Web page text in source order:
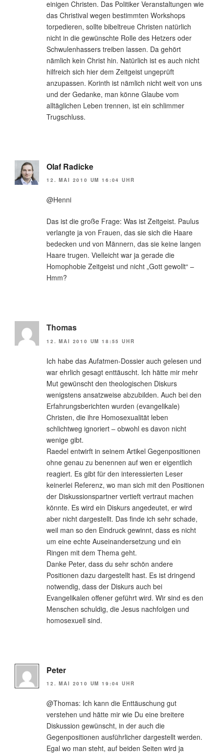
einigen Christen. Das Politiker Veranstaltungen wie
das Christival wegen bestimmten Workshops
torpedieren, sollte bibeltreue Christen natürlich
nicht in die gewünschte Rolle des Hetzers oder
Schwulenhassers treiben lassen. Da gehört
nämlich kein Christ hin. Natürlich ist es auch nicht
hilfreich sich hier dem Zeitgeist ungeprüft
anzupassen. Korinth ist nämlich nicht weit von uns
und der Gedanke, man könne Glaube vom
alltäglichen Leben trennen, ist ein schlimmer
Trugschluss.
Olaf Radicke
12. MAI 2010 UM 16:04 UHR
@Henni
Das ist die große Frage: Was ist Zeitgeist. Paulus
verlangte ja von Frauen, das sie sich die Haare
bedecken und von Männern, das sie keine langen
Haare trugen. Vielleicht war ja gerade die
Homophobie Zeitgeist und nicht „Gott gewollt“ –
Hmm?
Thomas
12. MAI 2010 UM 18:55 UHR
Ich habe das Aufatmen-Dossier auch gelesen und
war ehrlich gesagt enttäuscht. Ich hätte mir mehr
Mut gewünscht den theologischen Diskurs
wenigstens ansatzweise abzubilden. Auch bei den
Erfahrungsberichten wurden (evangelikale)
Christen, die ihre Homosexualität leben
schlichtweg ignoriert – obwohl es davon nicht
wenige gibt.
Raedel entwirft in seinem Artikel Gegenpositionen
ohne genau zu benennen auf wen er eigentlich
reagiert. Es gibt für den interessierten Leser
keinerlei Referenz, wo man sich mit den Positionen
der Diskussionspartner vertieft vertraut machen
könnte. Es wird ein Diskurs angedeutet, er wird
aber nicht dargestellt. Das finde ich sehr schade,
weil man so den Eindruck gewinnt, dass es nicht
um eine echte Auseinandersetzung und ein
Ringen mit dem Thema geht.
Danke Peter, dass du sehr schön andere
Positionen dazu dargestellt hast. Es ist dringend
notwendig, dass der Diskurs auch bei
Evangelikalen offener geführt wird. Wir sind es den
Menschen schuldig, die Jesus nachfolgen und
homosexuell sind.
Peter
12. MAI 2010 UM 19:04 UHR
@Thomas: Ich kann die Enttäuschung gut
verstehen und hätte mir wie Du eine breitere
Diskussion gewünscht, in der auch die
Gegenpositionen ausführlicher dargestellt werden.
Egal wo man steht, auf beiden Seiten wird ja